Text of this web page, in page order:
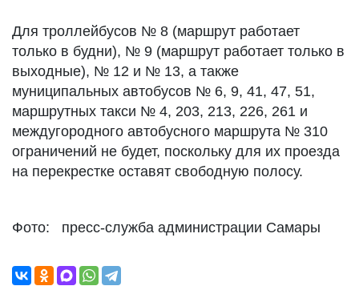
Для троллейбусов № 8 (маршрут работает
только в будни), № 9 (маршрут работает только в
выходные), № 12 и № 13, а также
муниципальных автобусов № 6, 9, 41, 47, 51,
маршрутных такси № 4, 203, 213, 226, 261 и
междугородного автобусного маршрута № 310
ограничений не будет, поскольку для их проезда
на перекрестке оставят свободную полосу.
Фото: пресс-служба администрации Самары